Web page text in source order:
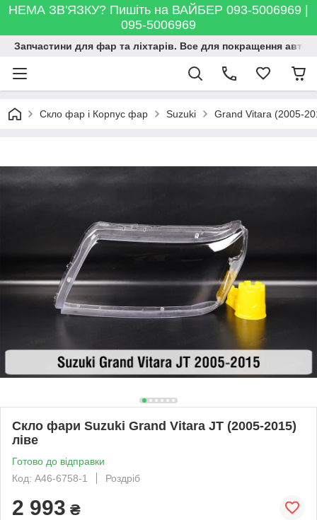
НЕМА ЗВ'ЯЗКУ? Пишіть на ВАЙБЕР 093-5006969 |
095-5006969
Запчастини для фар та ліхтарів. Все для покращення
Скло фар і Корпус фар Suzuki Grand Vitara (2005-
Скло фари Suzuki Grand Vitara JT (2005-2015)
ліве
Готово до відправки
Код: A46-6758-1
Роздріб
2 993 ₴